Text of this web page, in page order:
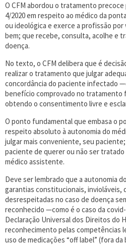
O CFM abordou o tratamento precoce
4/2020 em respeito ao médico da
ou ideológica e exerce a profissão
bem; que recebe, consulta, acolhe e
doença.
No texto, o CFM delibera que é
realizar o tratamento que julgar
concordância do paciente infectado
benefício comprovado no tratamento
obtendo o consentimento livre e
O ponto fundamental que embasa o
respeito absoluto à autonomia do
julgar mais conveniente, seu
paciente de querer ou não ser
médico assistente.
Deve ser lembrado que a autonomia
garantias constitucionais, invioláveis,
desrespeitadas no caso de doença
reconhecido —como é o caso da
Declaração Universal dos Direitos do
reconhecimento pelas competências
uso de medicações “off label” (fora da